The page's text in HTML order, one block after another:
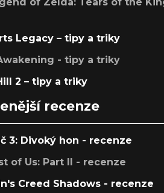
Legacy – tipy a triky
- tipy a triky
2 – tipy a triky
recenze
3: Divoký hon - recenze
of Us: Part II - recenze
Creed Shadows - recenze